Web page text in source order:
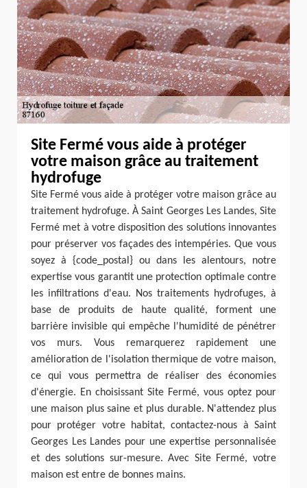
Site Fermé vous aide à protéger
votre maison grâce au traitement
hydrofuge
Site Fermé vous aide à protéger votre maison grâce au
traitement hydrofuge. À Saint Georges Les Landes, Site
Fermé met à votre disposition des solutions innovantes
pour préserver vos façades des intempéries. Que vous
soyez à {code_postal} ou dans les alentours, notre
expertise vous garantit une protection optimale contre
les infiltrations d'eau. Nos traitements hydrofuges, à
base de produits de haute qualité, forment une
barrière invisible qui empêche l'humidité de pénétrer
vos murs. Vous remarquerez rapidement une
amélioration de l'isolation thermique de votre maison,
ce qui vous permettra de réaliser des économies
d'énergie. En choisissant Site Fermé, vous optez pour
une maison plus saine et plus durable. N'attendez plus
pour protéger votre habitat, contactez-nous à Saint
Georges Les Landes pour une expertise personnalisée
et des solutions sur-mesure. Avec Site Fermé, votre
maison est entre de bonnes mains.